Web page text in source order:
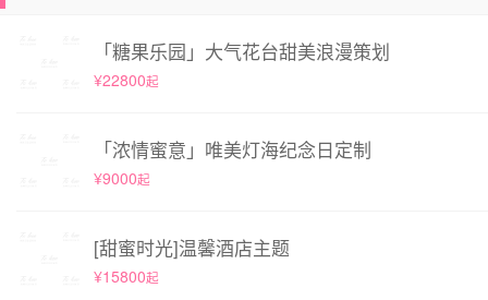
「糖果乐园」大气花台甜美浪漫策划
¥22800起
「浓情蜜意」唯美灯海纪念日定制
¥9000起
[甜蜜时光]温馨酒店主题
¥15800起